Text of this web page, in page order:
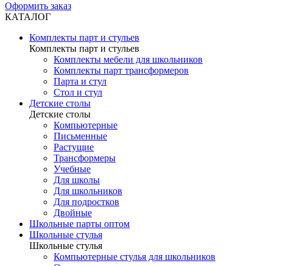
Оформить заказ
КАТАЛОГ
Комплекты парт и стульев
Комплекты парт и стульев
Комплекты мебели для школьников
Комплекты парт трансформеров
Парта и стул
Стол и стул
Детские столы
Детские столы
Компьютерные
Письменные
Растущие
Трансформеры
Учебные
Для школы
Для школьников
Для подростков
Двойные
Школьные парты оптом
Школьные стулья
Школьные стулья
Компьютерные стулья для школьников